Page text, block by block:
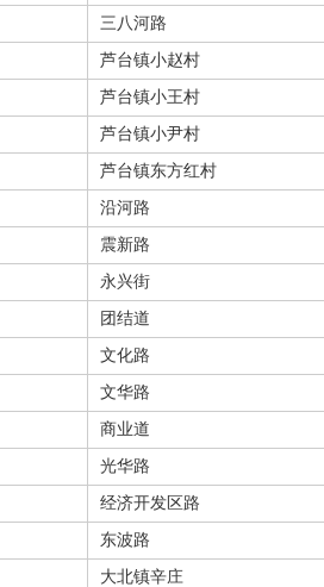
三八河路
芦台镇小赵村
芦台镇小王村
芦台镇小尹村
芦台镇东方红村
沿河路
震新路
永兴街
团结道
文化路
文华路
商业道
光华路
经济开发区路
东波路
大北镇辛庄